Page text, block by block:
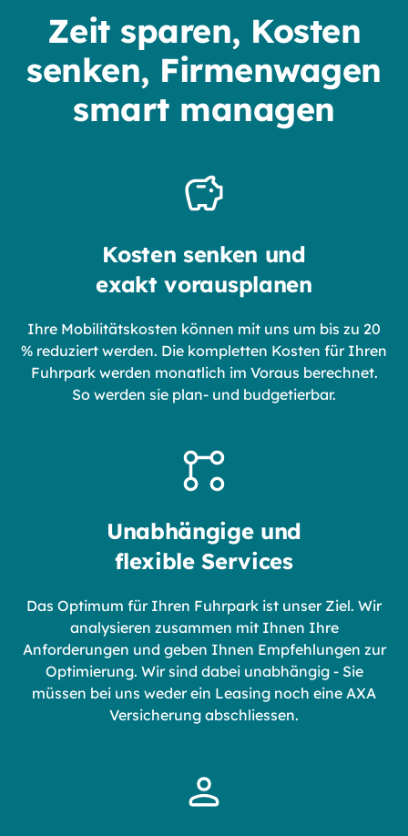
Zeit sparen, Kosten
senken, Firmenwagen
smart managen
Kosten senken und
exakt vorausplanen
Ihre Mobilitätskosten können mit uns um bis zu 20
% reduziert werden. Die kompletten Kosten für Ihren
Fuhrpark werden monatlich im Voraus berechnet.
So werden sie plan- und budgetierbar.
Unabhängige und
flexible Services
Das Optimum für Ihren Fuhrpark ist unser Ziel. Wir
analysieren zusammen mit Ihnen Ihre
Anforderungen und geben Ihnen Empfehlungen zur
Optimierung. Wir sind dabei unabhängig - Sie
müssen bei uns weder ein Leasing noch eine AXA
Versicherung abschliessen.